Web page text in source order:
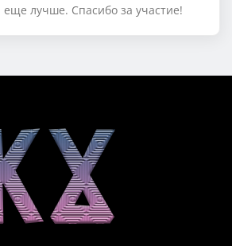
еще лучше. Спасибо за участие!